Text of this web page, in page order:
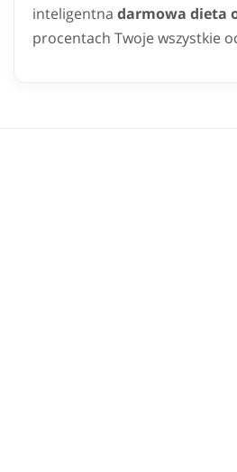
inteligentna darmowa dieta
procentach Twoje wszystkie